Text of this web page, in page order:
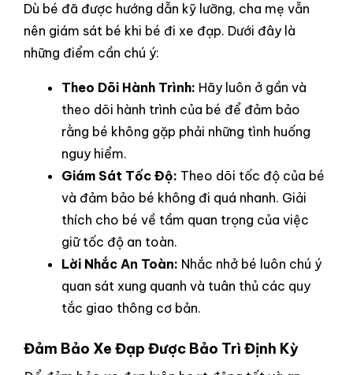
Dù bé đã được hướng dẫn kỹ lưỡng, cha mẹ vẫn
nên giám sát bé khi bé đi xe đạp. Dưới đây là
những điểm cần chú ý:
Theo Dõi Hành Trình: Hãy luôn ở gần và
theo dõi hành trình của bé để đảm bảo
rằng bé không gặp phải những tình huống
nguy hiểm.
Giám Sát Tốc Độ: Theo dõi tốc độ của bé
và đảm bảo bé không đi quá nhanh. Giải
thích cho bé về tầm quan trọng của việc
giữ tốc độ an toàn.
Lời Nhắc An Toàn: Nhắc nhở bé luôn chú ý
quan sát xung quanh và tuân thủ các quy
tắc giao thông cơ bản.
Đảm Bảo Xe Đạp Được Bảo Trì Định Kỳ